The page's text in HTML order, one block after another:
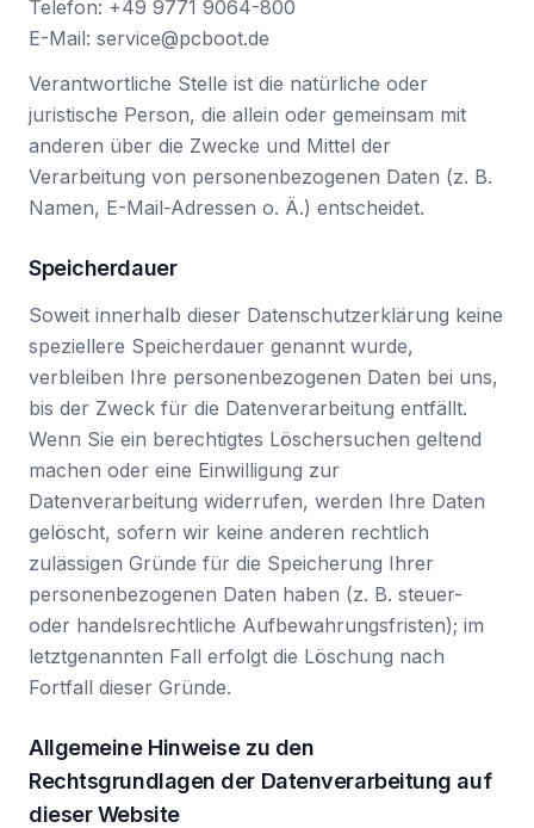
Telefon: +49 9771 9064-800
E-Mail: service@pcboot.de
Verantwortliche Stelle ist die natürliche oder
juristische Person, die allein oder gemeinsam mit
anderen über die Zwecke und Mittel der
Verarbeitung von personenbezogenen Daten (z. B.
Namen, E-Mail-Adressen o. Ä.) entscheidet.
Speicherdauer
Soweit innerhalb dieser Datenschutzerklärung keine
speziellere Speicherdauer genannt wurde,
verbleiben Ihre personenbezogenen Daten bei uns,
bis der Zweck für die Datenverarbeitung entfällt.
Wenn Sie ein berechtigtes Löschersuchen geltend
machen oder eine Einwilligung zur
Datenverarbeitung widerrufen, werden Ihre Daten
gelöscht, sofern wir keine anderen rechtlich
zulässigen Gründe für die Speicherung Ihrer
personenbezogenen Daten haben (z. B. steuer-
oder handelsrechtliche Aufbewahrungsfristen); im
letztgenannten Fall erfolgt die Löschung nach
Fortfall dieser Gründe.
Allgemeine Hinweise zu den
Rechtsgrundlagen der Datenverarbeitung auf
dieser Website